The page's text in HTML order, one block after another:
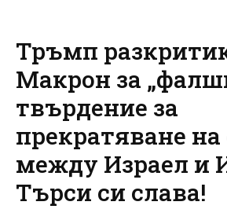
Тръмп
Макрон за
твърдение за
прекратяване
между Израел и
Търси си слава!